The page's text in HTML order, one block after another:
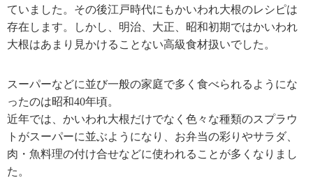
ていました。その後江戸時代にもかいわれ大根のレシピは
存在します。しかし、明治、大正、昭和初期ではかいわれ
大根はあまり見かけることない高級食材扱いでした。
スーパーなどに並び一般の家庭で多く食べられるようにな
ったのは昭和40年頃。
近年では、かいわれ大根だけでなく色々な種類のスプラウ
トがスーパーに並ぶようになり、お弁当の彩りやサラダ、
肉・魚料理の付け合せなどに使われることが多くなりまし
た。